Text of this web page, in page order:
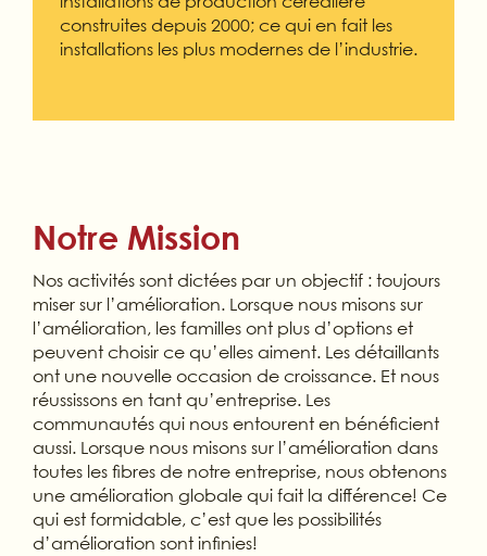
construites depuis 2000; ce qui en fait les
installations les plus modernes de l’industrie.
Notre Mission
Nos activités sont dictées par un objectif : toujours
miser sur l’amélioration. Lorsque nous misons sur
l’amélioration, les familles ont plus d’options et
peuvent choisir ce qu’elles aiment. Les détaillants
ont une nouvelle occasion de croissance. Et nous
réussissons en tant qu’entreprise. Les
communautés qui nous entourent en bénéficient
aussi. Lorsque nous misons sur l’amélioration dans
toutes les fibres de notre entreprise, nous obtenons
une amélioration globale qui fait la différence! Ce
qui est formidable, c’est que les possibilités
d’amélioration sont infinies!